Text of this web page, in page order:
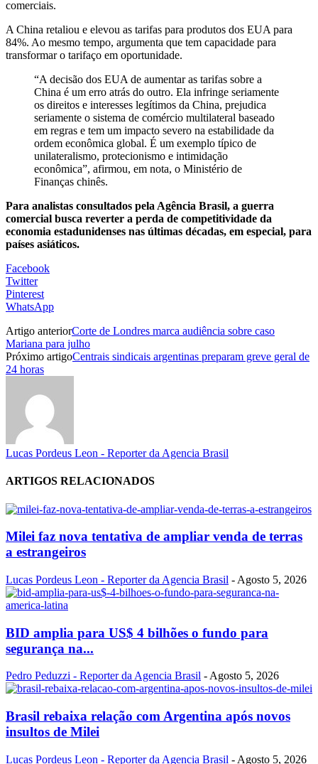
comerciais.
A China retaliou e elevou as tarifas para produtos dos EUA para
84%. Ao mesmo tempo, argumenta que tem capacidade para
transformar o tarifaço em oportunidade.
“A decisão dos EUA de aumentar as tarifas sobre a
China é um erro atrás do outro. Ela infringe seriamente
os direitos e interesses legítimos da China, prejudica
seriamente o sistema de comércio multilateral baseado
em regras e tem um impacto severo na estabilidade da
ordem econômica global. É um exemplo típico de
unilateralismo, protecionismo e intimidação
econômica”, afirmou, em nota, o Ministério de
Finanças chinês.
Para analistas consultados pela Agência Brasil, a guerra
comercial busca reverter a perda de competitividade da
economia estadunidenses nas últimas décadas, em especial, para
países asiáticos.
Facebook
Twitter
Pinterest
WhatsApp
Artigo anteriorCorte de Londres marca audiência sobre caso
Mariana para julho
Próximo artigoCentrais sindicais argentinas preparam greve geral de
24 horas
Lucas Pordeus Leon - Reporter da Agencia Brasil
ARTIGOS RELACIONADOS
Milei faz nova tentativa de ampliar venda de terras
a estrangeiros
Lucas Pordeus Leon - Reporter da Agencia Brasil - Agosto 5, 2026
BID amplia para US$ 4 bilhões o fundo para
segurança na...
Pedro Peduzzi - Reporter da Agencia Brasil -Agosto 5, 2026
Brasil rebaixa relação com Argentina após novos
insultos de Milei
Lucas Pordeus Leon - Reporter da Agencia Brasil - Agosto 5, 2026